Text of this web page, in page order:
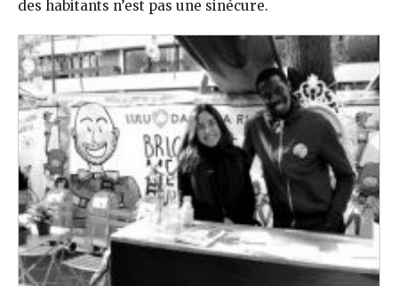
des habitants n’est pas une sinécure.